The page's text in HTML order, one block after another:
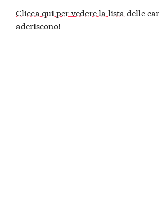
Clicca qui per vedere la lista delle
aderiscono!